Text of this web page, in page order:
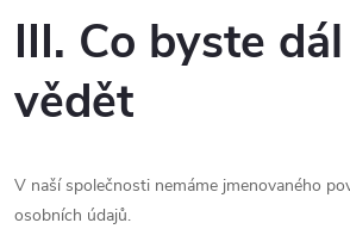
III. Co byste
vědět
V naší společnosti nemáme jmenovaného
osobních údajů.